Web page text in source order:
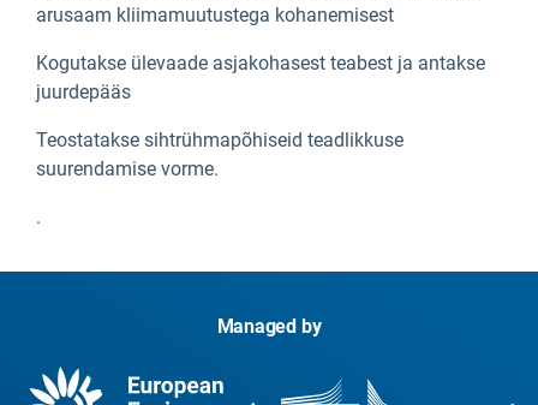
arusaam kliimamuutustega kohanemisest
Kogutakse ülevaade asjakohasest teabest ja antakse
juurdepääs
Teostatakse sihtrühmapõhiseid teadlikkuse
suurendamise vorme.
.
Managed by